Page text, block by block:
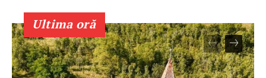
Ultima oră